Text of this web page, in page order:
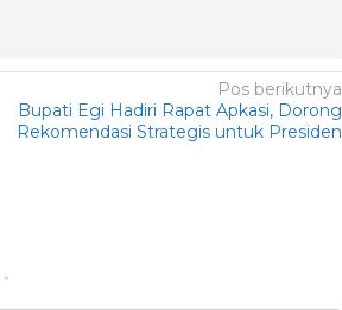
Pos berikutnya
Bupati Egi Hadiri Rapat Apkasi, Dorong
Rekomendasi Strategis untuk Presiden
*